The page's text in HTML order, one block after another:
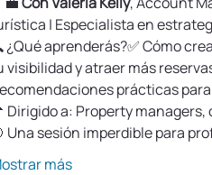
| Especialista en
¿Qué aprenderás?✅ Cómo
visibilidad y atraer más
prácticas
Dirigido a: Property
Una sesión imperdible para
más